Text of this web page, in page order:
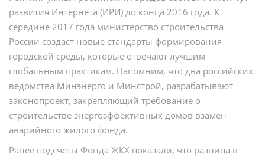
развития Интернета (ИРИ) до конца 2016 года. К
середине 2017 года министерство строительства
России создаст новые стандарты формирования
городской среды, которые отвечают лучшим
глобальным практикам. Напомним, что два российских
ведомства Минэнерго и Минстрой, разрабатывают
законопроект, закрепляющий требование о
строительстве энергоэффективных домов взамен
аварийного жилого фонда.
Ранее подсчеты Фонда ЖКХ показали, что разница в